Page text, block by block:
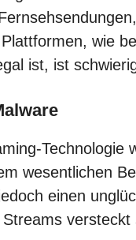
wie
ist, ist
wesentlichen
einen
versteckt